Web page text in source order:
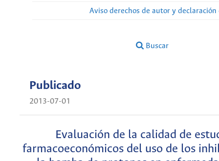
Aviso derechos de autor y
Buscar
Publicado
2013-07-01
Evaluación de la calidad de
farmacoeconómicos del uso de los